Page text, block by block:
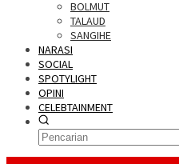
BOLMUT
TALAUD
SANGIHE
NARASI
SOCIAL
SPOTYLIGHT
OPINI
CELEBTAINMENT